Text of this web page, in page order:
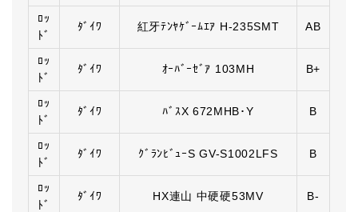
ﾛｯ
ﾄﾞ
ﾀﾞｲﾜ 紅牙ﾃﾝﾔｹﾞｰﾑｴｱ H-235SMT AB
ﾛｯ
ﾄﾞ
ﾀﾞｲﾜ ｵｰﾊﾞｰｾﾞｱ 103MH B+
ﾛｯ
ﾄﾞ
ﾀﾞｲﾜ ﾊﾞｽX 672MHB･Y B
ﾛｯ
ﾄﾞ
ﾀﾞｲﾜ ｸﾞﾗﾝﾋﾞｭｰS GV-S1002LFS B
ﾛｯ
ﾄﾞ
ﾀﾞｲﾜ HX連山 中硬硬53MV B-